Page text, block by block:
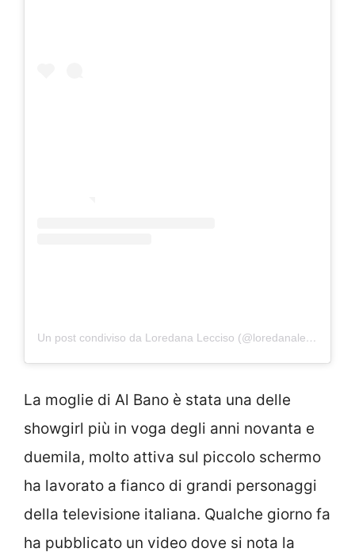
Un post condiviso da Loredana Lecciso (@loredanalecciso_)
La moglie di Al Bano è stata una delle
showgirl più in voga degli anni novanta e
duemila, molto attiva sul piccolo schermo
ha lavorato a fianco di grandi personaggi
della televisione italiana. Qualche giorno fa
ha pubblicato un video dove si nota la